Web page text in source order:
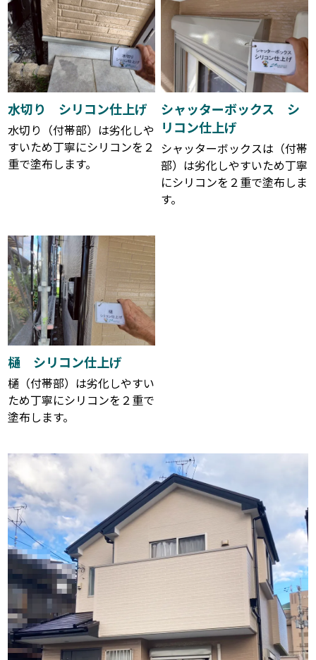
水切り シリコン仕上げ
水切り（付帯部）は劣化しや
すいため丁寧にシリコンを２
重で塗布します。
シャッターボックス シ
リコン仕上げ
シャッターボックスは（付帯
部）は劣化しやすいため丁寧
にシリコンを２重で塗布しま
す。
樋 シリコン仕上げ
樋（付帯部）は劣化しやすい
ため丁寧にシリコンを２重で
塗布します。